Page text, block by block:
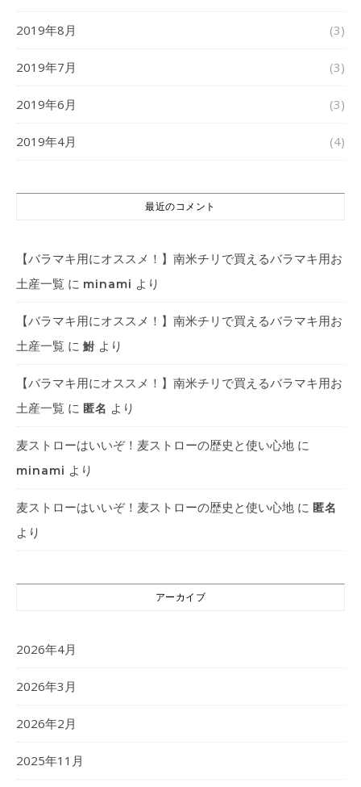
2019年8月 (3)
2019年7月 (3)
2019年6月 (3)
2019年4月 (4)
最近のコメント
【バラマキ用にオススメ！】南米チリで買えるバラマキ用お
土産一覧 に minami より
【バラマキ用にオススメ！】南米チリで買えるバラマキ用お
土産一覧 に 鮒 より
【バラマキ用にオススメ！】南米チリで買えるバラマキ用お
土産一覧 に 匿名 より
麦ストローはいいぞ！麦ストローの歴史と使い心地 に
minami より
麦ストローはいいぞ！麦ストローの歴史と使い心地 に 匿名
より
アーカイブ
2026年4月
2026年3月
2026年2月
2025年11月